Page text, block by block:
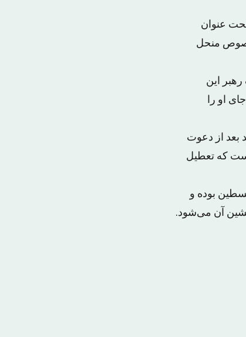
عنوان
خصوص منحل
این
غائب باشد به طور موقت (۶۰ روز) جای او را
بعد از دعوت
جدیدی انتخاب شود. مجلس قانونگذاری ۱۰ سال است که تعطیل
بوده و
آن می‌شود.